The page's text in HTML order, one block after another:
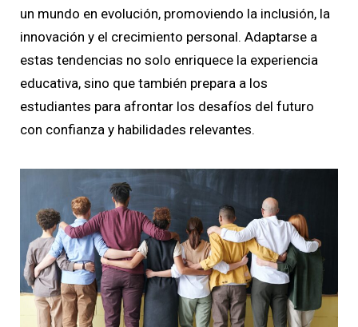
un mundo en evolución, promoviendo la inclusión, la
innovación y el crecimiento personal. Adaptarse a
estas tendencias no solo enriquece la experiencia
educativa, sino que también prepara a los
estudiantes para afrontar los desafíos del futuro
con confianza y habilidades relevantes.